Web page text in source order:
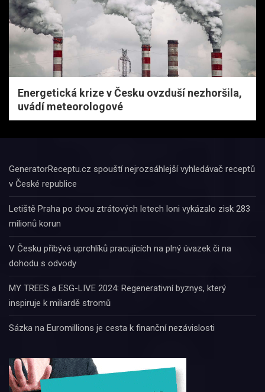
Energetická krize v Česku ovzduší nezhoršila,
uvádí meteorologové
GeneratorReceptu.cz spouští nejrozsáhlejší vyhledávač receptů
v České republice
Letiště Praha po dvou ztrátových letech loni vykázalo zisk 283
milionů korun
V Česku přibývá uprchlíků pracujících na plný úvazek či na
dohodu s odvody
MY TREES a ESG-LIVE 2024: Regenerativní byznys, který
inspiruje k miliardě stromů
Sázka na Euromillions je cesta k finanční nezávislosti